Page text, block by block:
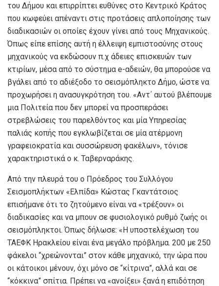
του Δήμου και επιρρίπτει ευθύνες στο Κεντρικό Κράτος
που κωφεύει απέναντι στις προτάσεις απλοποίησης των
διαδικασιών οι οποίες έχουν γίνει από τους Μηχανικούς.
Όπως είπε επίσης αυτή η έλλειψη εμπιστοσύνης στους
μηχανικούς να εκδώσουν π.χ άδειες επισκευών των
κτιρίων, μέσα από το σύστημα e-αδειών, θα μπορούσε να
βγάλει από το αδιέξοδο το σεισμόπληκτο Δήμο, ώστε να
προχωρήσει η ανασυγκρότηση του. «Αντ΄ αυτού βλέπουμε
μια Πολιτεία που δεν μπορεί να προσπεράσει
στρεβλώσεις του παρελθόντος και μία Υπηρεσίας
παλιάς κοπής που εγκλωβίζεται σε μία ατέρμονη
γραφειοκρατία και συσσώρευση φακέλων», τόνισε
χαρακτηριστικά ο κ. Ταβερναράκης.
Από την πλευρά του ο Πρόεδρος του Συλλόγου
Σεισμοπλήκτων «Ελπίδα» Κώστας Γκαντάτσιος
επισήμανε ότι το ζητούμενο είναι να «τρέξουν» οι
διαδικασίες και να μπουν σε φυσιολογικό ρυθμό ζωής οι
σεισμόπληκτοι. Όπως δήλωσε: «Η υποστελέχωση του
ΤΑΕΦΚ Ηρακλείου είναι ένα μεγάλο πρόβλημα. 200 με 250
φάκελοι “χρεώνονται” στον κάθε μηχανικό, την ώρα που
οι κάτοικοι μένουν, όχι μόνο σε “κίτρινα”, αλλά και σε
“κόκκινα” σπίτια. Πρέπει να «ανοίξει» ξανά η επιδότηση